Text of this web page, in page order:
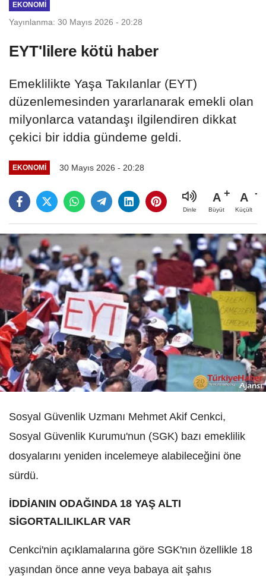
EKONOMI
Yayınlanma: 30 Mayıs 2026 - 20:28
EYT'lilere kötü haber
Emeklilikte Yaşa Takılanlar (EYT)
düzenlemesinden yararlanarak emekli olan
milyonlarca vatandaşı ilgilendiren dikkat
çekici bir iddia gündeme geldi.
EKONOMI 30 Mayıs 2026 - 20:28
Dinle
A
Büyüt
A
Küçült
Sosyal Güvenlik Uzmanı Mehmet Akif Cenkci,
Sosyal Güvenlik Kurumu'nun (SGK) bazı emeklilik
dosyalarını yeniden incelemeye alabileceğini öne
sürdü.
İDDİANIN ODAĞINDA 18 YAŞ ALTI
SİGORTALILIKLAR VAR
Cenkci'nin açıklamalarına göre SGK'nın özellikle 18
yaşından önce anne veya babaya ait şahıs